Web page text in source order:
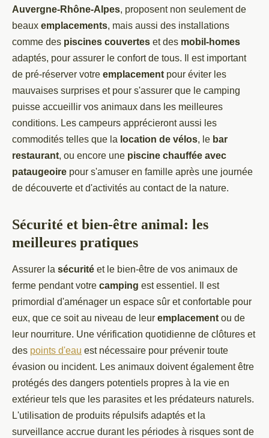
Auvergne-Rhône-Alpes, proposent non seulement de
beaux emplacements, mais aussi des installations
comme des piscines couvertes et des mobil-homes
adaptés, pour assurer le confort de tous. Il est important
de pré-réserver votre emplacement pour éviter les
mauvaises surprises et pour s'assurer que le camping
puisse accueillir vos animaux dans les meilleures
conditions. Les campeurs apprécieront aussi les
commodités telles que la location de vélos, le bar
restaurant, ou encore une piscine chauffée avec
pataugeoire pour s'amuser en famille après une journée
de découverte et d'activités au contact de la nature.
Sécurité et bien-être animal: les
meilleures pratiques
Assurer la sécurité et le bien-être de vos animaux de
ferme pendant votre camping est essentiel. Il est
primordial d'aménager un espace sûr et confortable pour
eux, que ce soit au niveau de leur emplacement ou de
leur nourriture. Une vérification quotidienne de clôtures et
des points d'eau est nécessaire pour prévenir toute
évasion ou incident. Les animaux doivent également être
protégés des dangers potentiels propres à la vie en
extérieur tels que les parasites et les prédateurs naturels.
L'utilisation de produits répulsifs adaptés et la
surveillance accrue durant les périodes à risques sont de